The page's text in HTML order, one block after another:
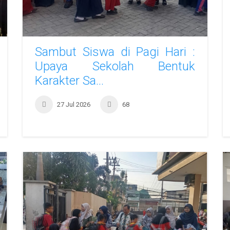
Sambut Siswa di Pagi Hari :
Upaya Sekolah Bentuk
Karakter Sa...
27 Jul 2026 68